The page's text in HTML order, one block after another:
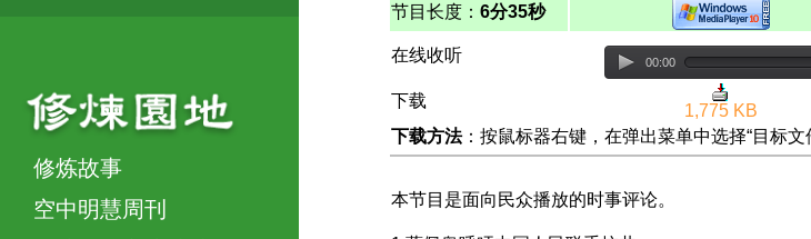
修炼故事
空中明慧周刊
节目长度： 6分35秒
在线收听 00:00
下载
1,775 KB
下载方法：按鼠标器右键，在弹出菜单中选择“目标
本节目是面向民众播放的时事评论。